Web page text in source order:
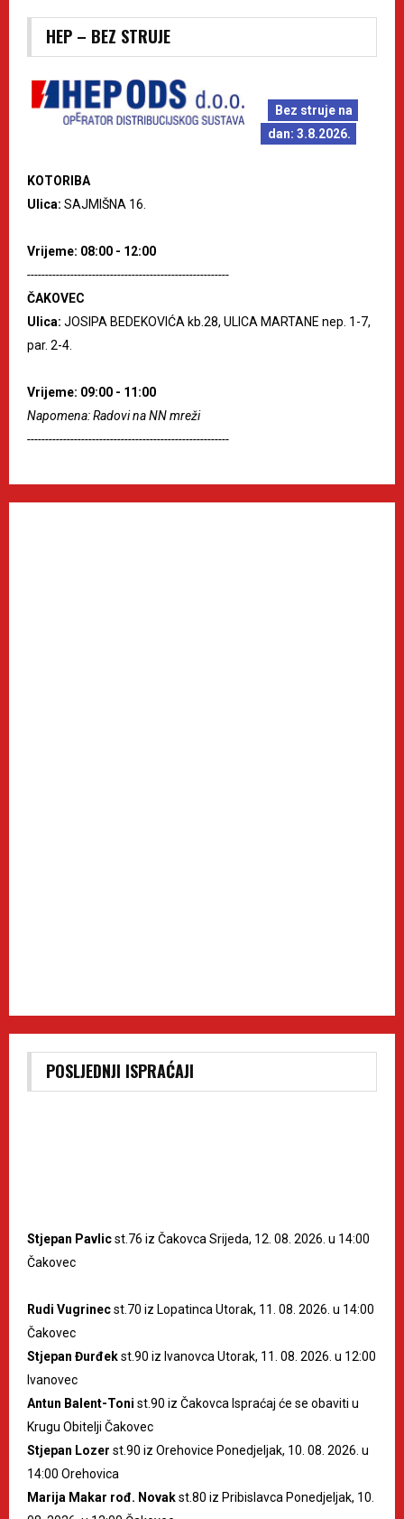
HEP – BEZ STRUJE
Bez struje na
dan: 3.8.2026.
KOTORIBA
Ulica: SAJMIŠNA 16.
Vrijeme: 08:00 - 12:00
--------------------------------------------------------
ČAKOVEC
Ulica: JOSIPA BEDEKOVIĆA kb.28, ULICA MARTANE nep. 1-7,
par. 2-4.
Vrijeme: 09:00 - 11:00
Napomena: Radovi na NN mreži
--------------------------------------------------------
POSLJEDNJI ISPRAĆAJI
Stjepan Pavlicst.76 iz Čakovca Srijeda, 12. 08. 2026. u 14:00
Čakovec
Rudi Vugrinecst.70 iz Lopatinca Utorak, 11. 08. 2026. u 14:00
Čakovec
Stjepan Đurđekst.90 iz Ivanovca Utorak, 11. 08. 2026. u 12:00
Ivanovec
Antun Balent-Toni st.90 iz Čakovca Ispraćaj će se obaviti u
Krugu Obitelji Čakovec
Stjepan Lozer st.90 iz Orehovice Ponedjeljak, 10. 08. 2026. u
14:00 Orehovica
Marija Makar rođ. Novakst.80 iz Pribislavca Ponedjeljak, 10.